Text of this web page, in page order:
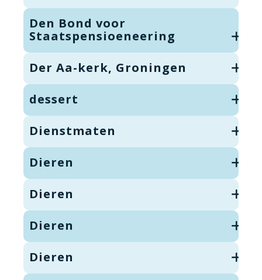
Den Bond voor
Staatspensioeneering
Der Aa-kerk, Groningen
dessert
Dienstmaten
Dieren
Dieren
Dieren
Dieren